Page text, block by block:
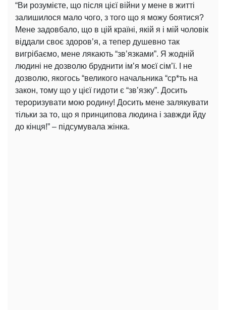
“Ви розумієте, що після цієї війни у ​​мене в житті
залишилося мало чого, з того що я можу боятися?
Мене задовбало, що в цій країні, якій я і мій чоловік
віддали своє здоров’я, а тепер душевно так
вигрібаємо, мене лякають “зв’язками”. Я жодній
людині не дозволю бруднити ім’я моєї сім’ї. І не
дозволю, якогось “великого начальника “ср*ть на
закон, тому що у цієї гидоти є “зв’язку”. Досить
тероризувати мою родину! Досить мене залякувати
тільки за то, що я принципова людина і завжди йду
до кінця!” – підсумувала жінка.